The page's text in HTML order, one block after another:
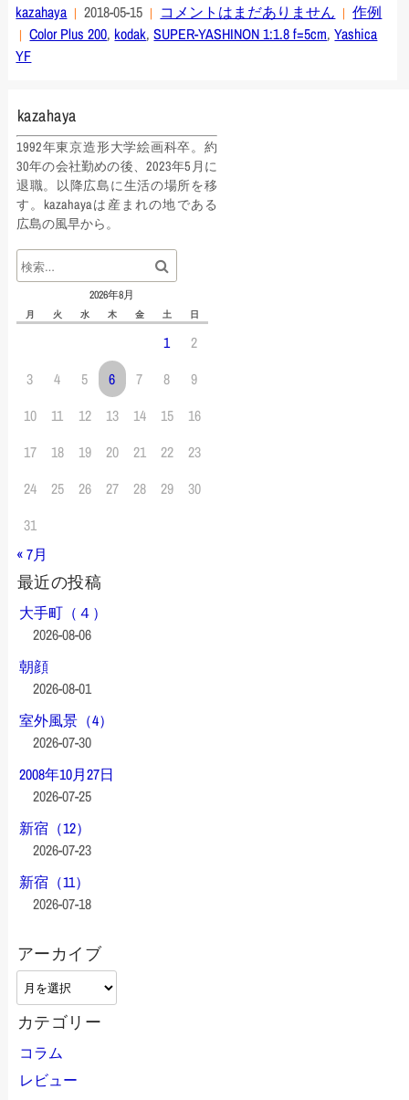
kazahaya 2018-05-15 コメントはまだありません
作例
Color Plus 200, kodak,SUPER-YASHINON 1:1.8 f=5cm,Yashica
YF
kazahaya
1992年東京造形大学絵画科卒。約
30年の会社勤めの後、2023年5月に
退職。以降広島に生活の場所を移
す。kazahayaは産まれの地である
広島の風早から。
2026年8月
月 火 水 木 金 土 日
1
2
3
4 5 6 7 8
9
10
11 12 13 14 15
16
17
18 19 20 21 22
23
24
25 26 27 28 29
30
31
« 7月
最近の投稿
大手町（４）
2026-08-06
朝顔
2026-08-01
室外風景（4）
2026-07-30
2008年10月27日
2026-07-25
新宿（12）
2026-07-23
新宿（11）
2026-07-18
アーカイブ
ア
ー
カ
イ
カテゴリー
コラム
レビュー